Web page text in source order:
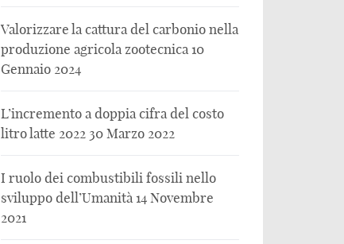
Valorizzare la cattura del carbonio nella
produzione agricola zootecnica 10
Gennaio 2024
L’incremento a doppia cifra del costo
litro latte 2022 30 Marzo 2022
I ruolo dei combustibili fossili nello
sviluppo dell’Umanità 14 Novembre
2021